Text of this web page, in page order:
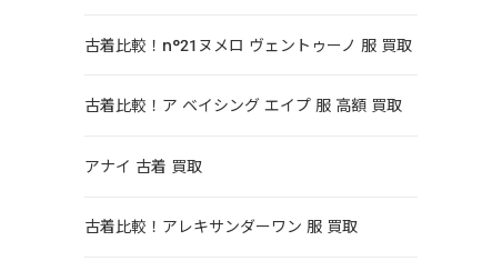
古着比較！n°21ヌメロ ヴェントゥーノ 服 買取
古着比較！ア ベイシング エイプ 服 高額 買取
アナイ 古着 買取
古着比較！アレキサンダーワン 服 買取